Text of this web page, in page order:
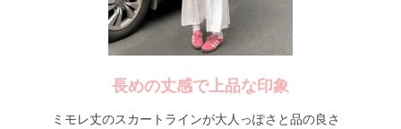
長めの丈感で上品な印象
ミモレ丈のスカートラインが大人っぽさと品の良さ